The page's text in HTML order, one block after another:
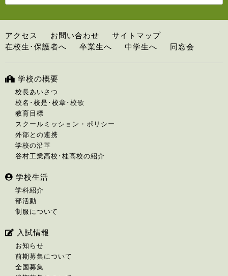
アクセス お問い合わせ
サイトマップ
在校生･保護者へ
卒業生へ 中学生へ 同窓会
学校の概要
校長あいさつ
校名･校是･校章･校歌
教育目標
スクールミッション・ポリシー
外部との連携
学校の沿革
谷村工業高校･桂高校の紹介
学校生活
学科紹介
部活動
制服について
入試情報
お知らせ
前期募集について
全国募集